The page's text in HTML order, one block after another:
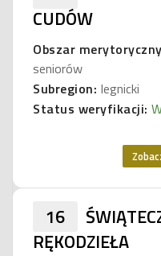
CUDÓW
Obszar
seniorów
Subregion: legnicki
Status weryfikacji:
16
RĘKODZIEŁA